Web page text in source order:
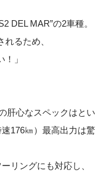
DEL MAR”の2車種。
るため、
」
肝心なスペックはとい
176㎞）最高出力は驚
リングにも対応し、